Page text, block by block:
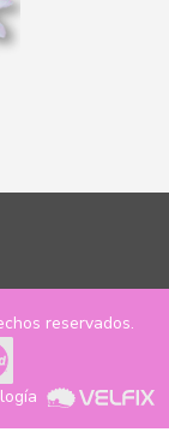
reservados.